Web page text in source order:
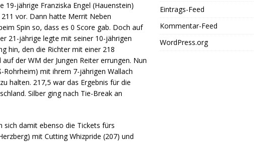
jährige Franziska Engel (Hauenstein)
vor. Dann hatte Merrit Neben
Spin so, dass es 0 Score gab. Doch auf
21-jährige legte mit seiner 10-jährigen
hin, den die Richter mit einer 218
der WM der Jungen Reiter errungen. Nun
mit ihrem 7-jährigen Wallach
halten. 217,5 war das Ergebnis für die
Silber ging nach Tie-Break an
sich damit ebenso die Tickets fürs
mit Cutting Whizpride (207) und
Eintrags-Feed
Kommentar-Feed
WordPress.org